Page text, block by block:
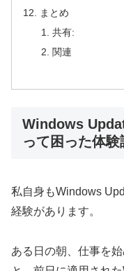
まとめ
共有:
関連
Windows
って困った体験
私自身もWindows
経験があります。
ある日の朝、仕事を